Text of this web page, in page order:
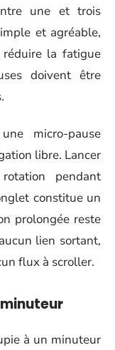
une et trois
et agréable,
la fatigue
doivent être
micro-pause
libre. Lancer
pendant
constitue un
prolongée reste
lien sortant,
flux à scroller.
à un minuteur